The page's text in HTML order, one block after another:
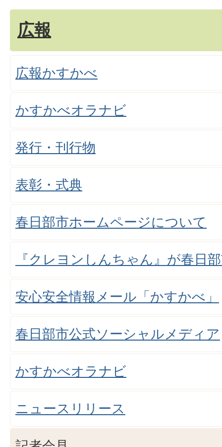
広報
広報かすかべ
かすかべオラナビ
発行・刊行物
表彰・式典
春日部市ホームページについて
『クレヨンしんちゃん』が春日
安心安全情報メール「かすかべ」
春日部市公式ソーシャルメディア
かすかべオラナビ
ニュースリリース